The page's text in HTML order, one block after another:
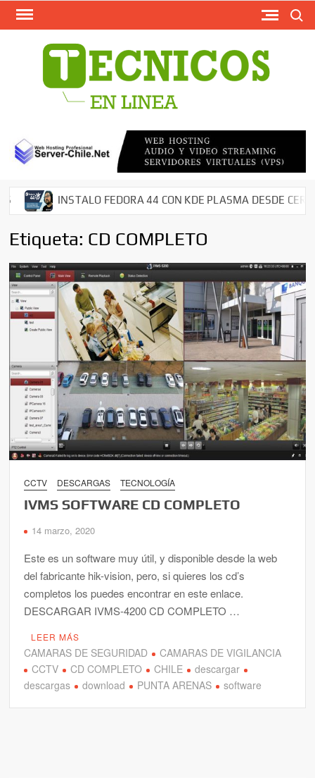
Saltar
en
INSTALO FEDORA 44 CON KDE PLASMA DESDE CERO EN
Etiqueta: CD COMPLETO
CCTV DESCARGAS TECNOLOGÍA
IVMS SOFTWARE CD COMPLETO
14 marzo, 2020
Este es un software muy útil, y disponible desde la web
del fabricante hik-vision, pero, si quieres los cd’s
completos los puedes encontrar en este enlace.
DESCARGAR IVMS-4200 CD COMPLETO …
LEER MÁS
CAMARAS DE SEGURIDAD
CAMARAS DE VIGILANCIA
CCTV
CD COMPLETO CHILE
descargar
descargas
download PUNTA ARENAS software